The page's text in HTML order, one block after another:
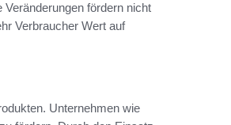
fördern nicht
Verbraucher Wert auf
Unternehmen wie